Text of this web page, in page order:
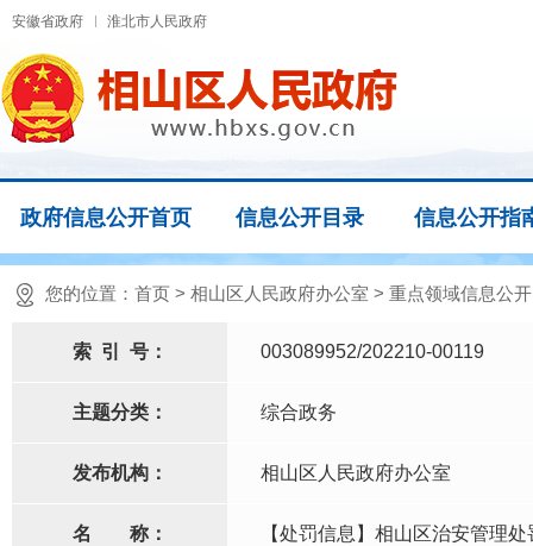
安徽省政府 淮北市人民政府
政府信息公开首页 信息公开目录 信息公开指
您的位置： 首页 > 相山区人民政府办公室 > 重点领域信息公开
索 引 号： 003089952/202210-00119
主题分类： 综合政务
发布机构： 相山区人民政府办公室
名 称： 【处罚信息】相山区治安管理